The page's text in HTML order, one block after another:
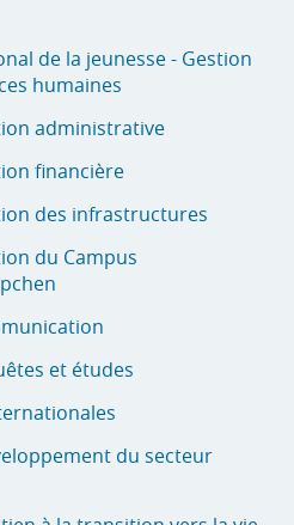
de la jeunesse - Gestion
humaines
administrative
financière
des infrastructures
du Campus
et études
du secteur